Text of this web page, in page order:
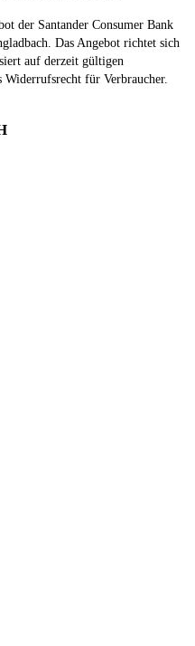
der Santander Consumer Bank
Das Angebot richtet sich
auf derzeit gültigen
für Verbraucher.